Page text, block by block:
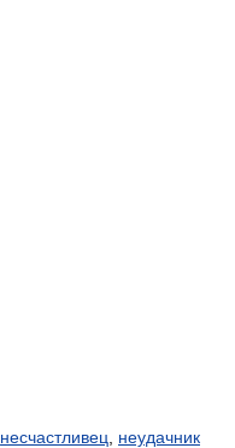
несчастливец неудачник